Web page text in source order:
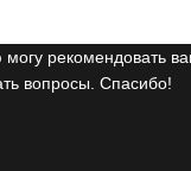
рекомендовать
вопросы. Спасибо!